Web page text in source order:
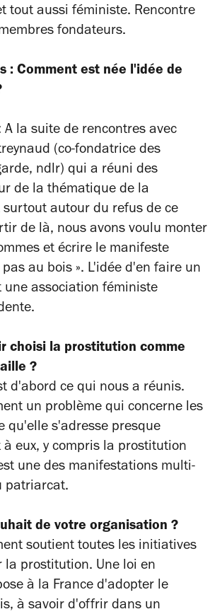
tout aussi féministe. Rencontre
fondateurs.
: Comment est née l'idée de
la suite de rencontres avec
(co-fondatrice des
ndlr) qui a réuni des
de la thématique de la
autour du refus de ce
de là, nous avons voulu monter
et écrire le manifeste
pas au bois ». L'idée d'en faire un
une association féministe
choisi la prostitution comme
?
d'abord ce qui nous a réunis.
un problème qui concerne les
qu'elle s'adresse presque
à eux, y compris la prostitution
une des manifestations multi-
patriarcat.
de votre organisation ?
soutient toutes les initiatives
la prostitution. Une loi en
à la France d'adopter le
à savoir d'offrir dans un